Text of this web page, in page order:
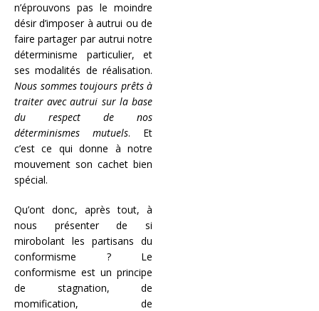
n’éprouvons pas le moindre
désir d’imposer à autrui ou de
faire partager par autrui notre
déterminisme particulier, et
ses modalités de réalisation.
Nous sommes toujours prêts à
traiter avec autrui sur la base
du respect de nos
déterminismes mutuels. Et
c’est ce qui donne à notre
mouvement son cachet bien
spécial.
Qu’ont donc, après tout, à
nous présenter de si
mirobolant les partisans du
conformisme ? Le
conformisme est un principe
de stagnation, de
momification, de